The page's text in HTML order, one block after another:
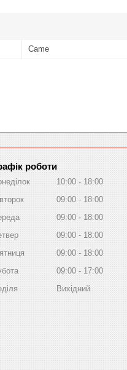
Came
роботи
10:00
18:00
09:00
18:00
09:00
18:00
09:00
18:00
09:00
18:00
09:00
17:00
Вихідний